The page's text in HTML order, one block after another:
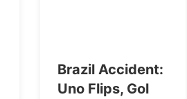
Brazil Accident:
Uno Flips, Gol